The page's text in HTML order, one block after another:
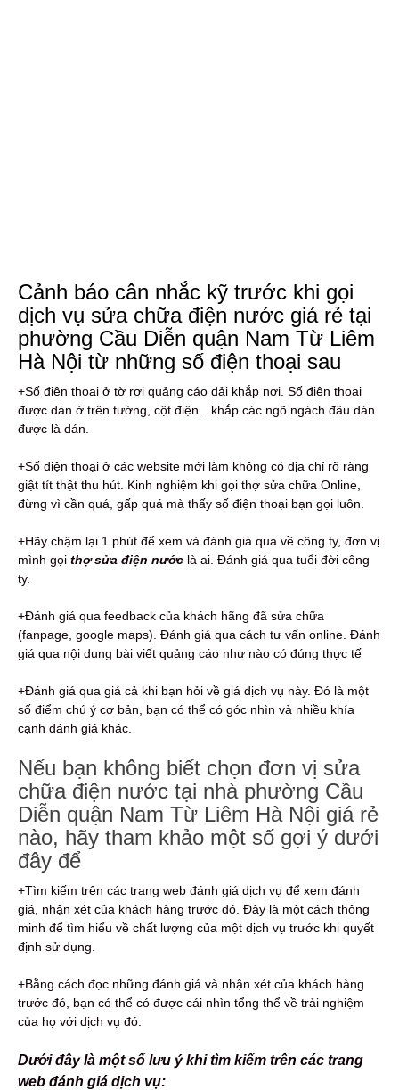
Cảnh báo cân nhắc kỹ trước khi gọi
dịch vụ sửa chữa điện nước giá rẻ tại
phường Cầu Diễn quận Nam Từ Liêm
Hà Nội từ những số điện thoại sau
+Số điện thoại ở tờ rơi quảng cáo dải khắp nơi. Số điện thoại
được dán ở trên tường, cột điện…khắp các ngõ ngách đâu dán
được là dán.
+Số điện thoại ở các website mới làm không có địa chỉ rõ ràng
giật tít thật thu hút. Kinh nghiệm khi gọi thợ sửa chữa Online,
đừng vì cần quá, gấp quá mà thấy số điện thoại bạn gọi luôn.
+Hãy chậm lại 1 phút để xem và đánh giá qua về công ty, đơn vị
mình gọi thợ sửa điện nước là ai. Đánh giá qua tuổi đời công
ty.
+Đánh giá qua feedback của khách hãng đã sửa chữa
(fanpage, google maps). Đánh giá qua cách tư vấn online. Đánh
giá qua nội dung bài viết quảng cáo như nào có đúng thực tế
+Đánh giá qua giá cả khi bạn hỏi về giá dịch vụ này. Đó là một
số điểm chú ý cơ bản, bạn có thể có góc nhìn và nhiều khía
cạnh đánh giá khác.
Nếu bạn không biết chọn đơn vị sửa
chữa điện nước tại nhà phường Cầu
Diễn quận Nam Từ Liêm Hà Nội giá rẻ
nào, hãy tham khảo một số gợi ý dưới
đây để
+Tìm kiếm trên các trang web đánh giá dịch vụ để xem đánh
giá, nhận xét của khách hàng trước đó. Đây là một cách thông
minh để tìm hiểu về chất lượng của một dịch vụ trước khi quyết
định sử dụng.
+Bằng cách đọc những đánh giá và nhận xét của khách hàng
trước đó, bạn có thể có được cái nhìn tổng thể về trải nghiệm
của họ với dịch vụ đó.
Dưới đây là một số lưu ý khi tìm kiếm trên các trang
web đánh giá dịch vụ: